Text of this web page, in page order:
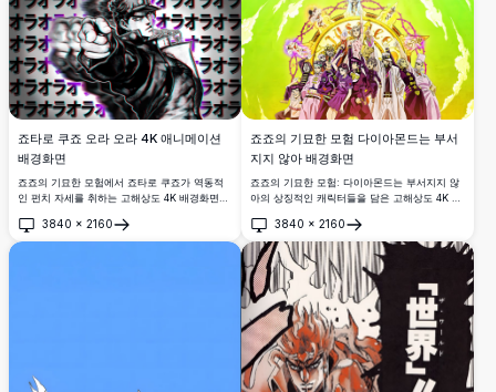
죠타로 쿠죠 오라 오라 4K 애니메이션
배경화면
죠죠의 기묘한 모험에서 죠타로 쿠죠가 역동적
인 펀치 자세를 취하는 고해상도 4K 배경화면으
는 'オラオラ'(오라 오라) 가타카나 텍스트가 특
징입니다.
3840 × 2160
열기
죠죠의 기묘한 모험 다이아몬드는 부서
지지 않아 배경화면
죠죠의 기묘한 모험: 다이아몬드는 부서지지 않
아의 상징적인 캐릭터들을 담은 고해상도 4K 배
저스티스 엠블럼이 있는 선명한 초록색 배경 앞
에 당당하게 서 있습니다.
3840 × 2160
열기